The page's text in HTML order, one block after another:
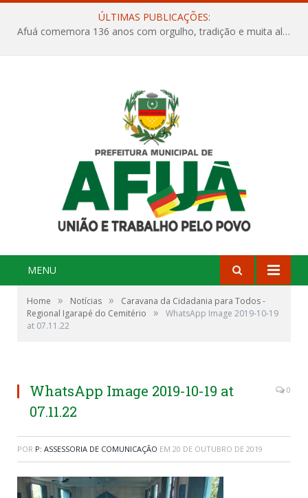
ÚLTIMAS PUBLICAÇÕES:
Afuá comemora 136 anos com orgulho, tradição e muita alegria na Quadra Dr. Nelson Salomão
MENU
Home » Notícias »
Caravana da Cidadania para Todos -
Regional Igarapé do Cemitério
»
WhatsApp Image 2019-10-19
at 07.11.22
WhatsApp Image 2019-10-19 at
07.11.22
0
POR P: ASSESSORIA DE COMUNICAÇÃO EM 20 DE OUTUBRO DE 2019